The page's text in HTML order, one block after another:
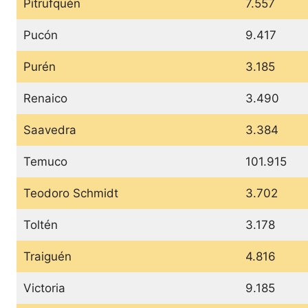
Pitrufquén 7.557
Pucón 9.417
Purén 3.185
Renaico 3.490
Saavedra 3.384
Temuco 101.915
Teodoro Schmidt 3.702
Toltén 3.178
Traiguén 4.816
Victoria 9.185